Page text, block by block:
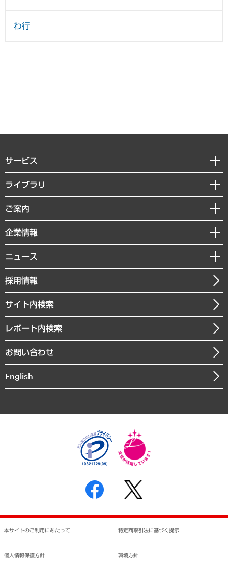
わ行
サービス
経営戦略
組織・人事戦略
デジタルイノベーション
共生・ダイバーシティ
GRC（ガバナンス・リスク・コンプライアンス）・防災（政策）
経済・産業・雇用・労働
まちづくり・観光・交通・スポーツ・スマートシティ
自然資源・農林水産業・食料システム
ライブラリ
経済調査
レポート
コラム
経営用語集
受託・受注実績（官公庁関連）
メディア掲載・出演
ご案内
セミナー・イベント情報
MUFGビジネスセミナー
受託案件情報
企業情報
私たちの想い
社長メッセージ
会社概要
沿革
組織図・本部部室紹介
インドネシア現地法人
個人情報保護方針
反社会的勢力に対する基本方針
書面による個人情報の開示等の請求の手続きについて
ニュース
ニュースリリース
お知らせ
採用情報
サイト内検索
レポート内検索
お問い合わせ
English
本サイトのご利用にあたって 特定商取引法に基づく提示
個人情報保護方針 環境方針